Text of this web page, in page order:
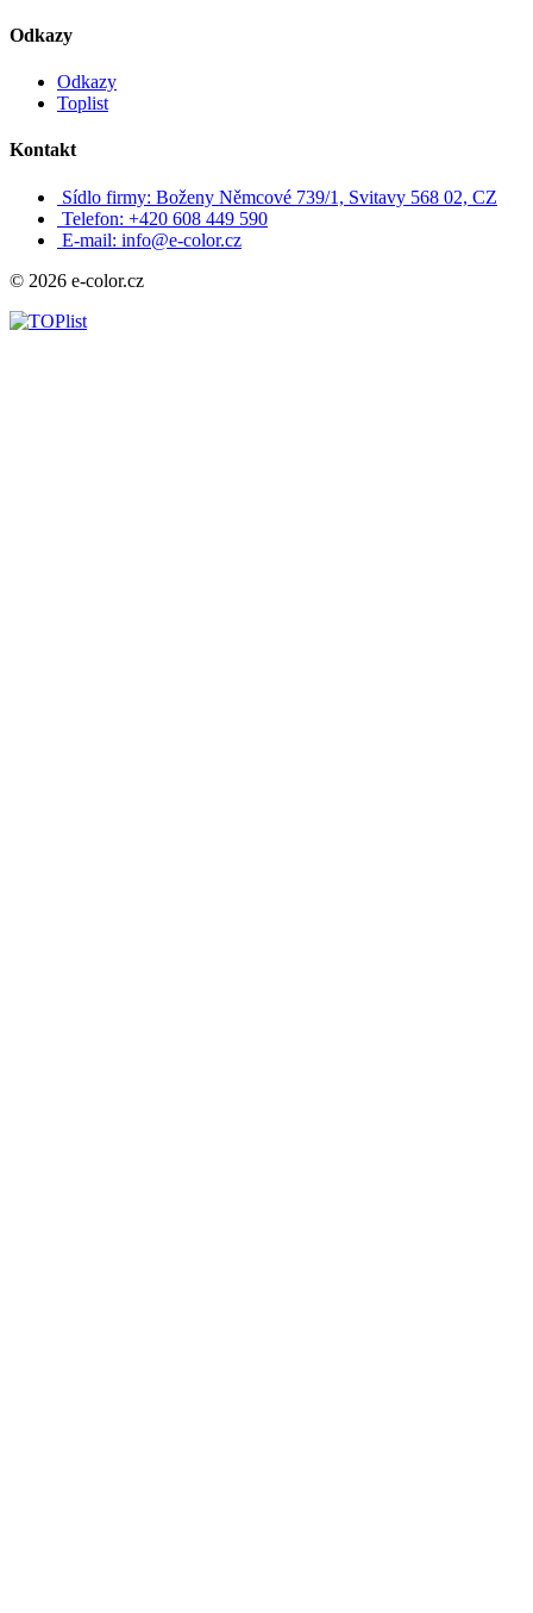
Odkazy
Odkazy
Toplist
Kontakt
Sídlo firmy: Boženy Němcové 739/1, Svitavy 568 02, CZ
Telefon: +420 608 449 590
E-mail: info@e-color.cz
© 2026 e-color.cz